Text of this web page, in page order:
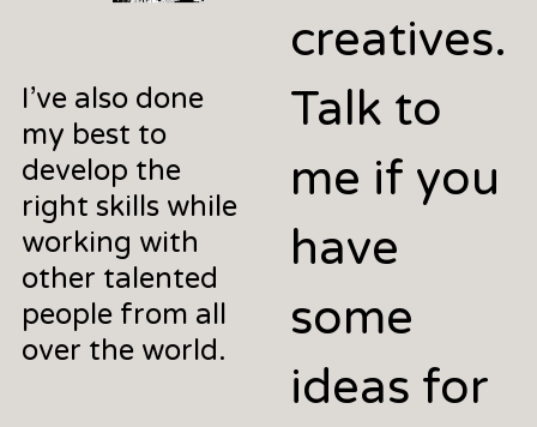
I’ve also done
my best to
develop the
right skills while
working with
other talented
people from all
over the world.
creatives.
Talk to
me if you
have
some
ideas for